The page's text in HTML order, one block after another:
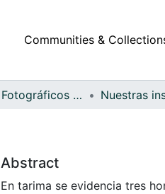
Communities &
Recuerdos Fotográficos Vallecaucanos Nuestras
Abstract
En tarima se evidencia tres